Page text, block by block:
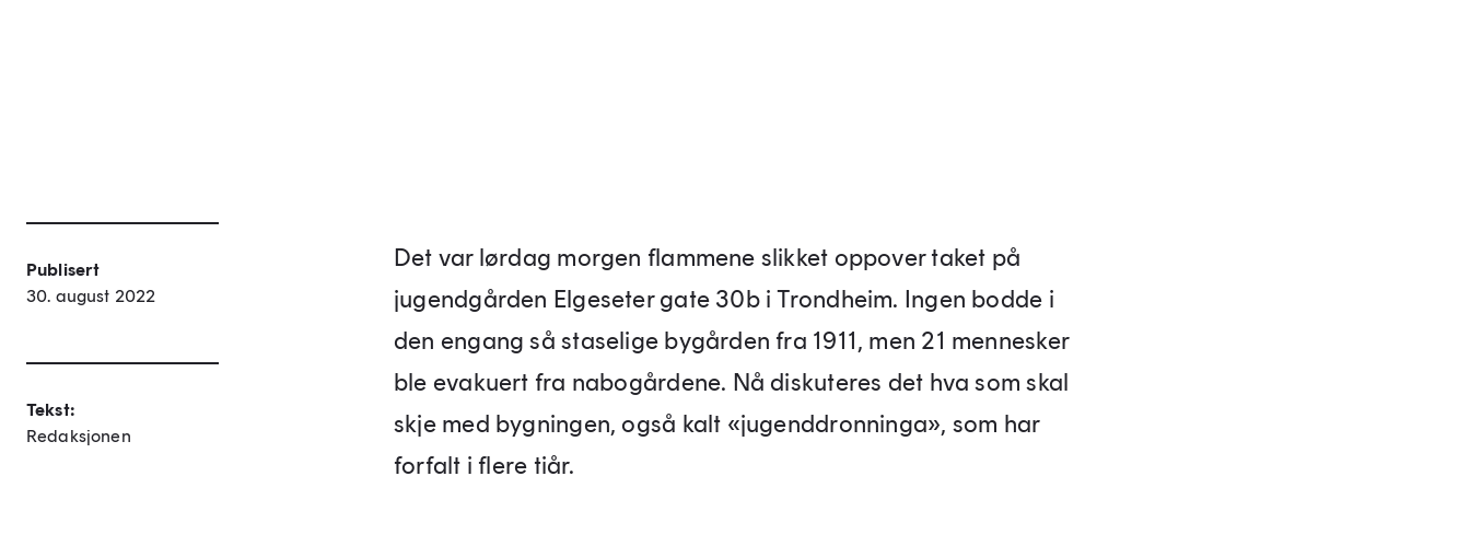
Publisert
30. august 2022
Tekst:
Redaksjonen
Det var lørdag morgen flammene slikket oppover taket på
jugendgården Elgeseter gate 30b i Trondheim. Ingen bodde i
den engang så staselige bygården fra 1911, men 21 mennesker
ble evakuert fra nabogårdene. Nå diskuteres det hva som skal
skje med bygningen, også kalt «jugenddronninga», som har
forfalt i flere tiår.